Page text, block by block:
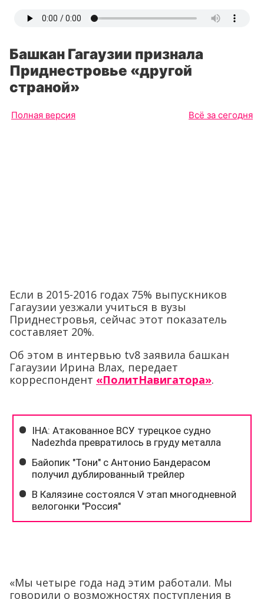
Башкан Гагаузии признала
Приднестровье «другой
страной»
Полная версия Всё за сегодня
Если в 2015-2016 годах 75% выпускников
Гагаузии уезжали учиться в вузы
Приднестровья, сейчас этот показатель
составляет 20%.
Об этом в интервью tv8 заявила башкан
Гагаузии Ирина Влах, передает
корреспондент «ПолитНавигатора».
«Мы четыре года над этим работали. Мы
говорили о возможностях поступления в